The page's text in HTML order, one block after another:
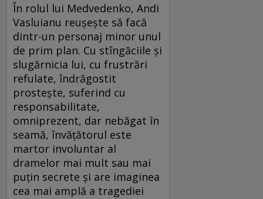
În rolul lui Medvedenko, Andi
Vasluianu reuşeşte să facă
dintr-un personaj minor unul
de prim plan. Cu stîngăciile şi
slugărnicia lui, cu frustrări
refulate, îndrăgostit
prosteşte, suferind cu
responsabilitate,
omniprezent, dar nebăgat în
seamă, învăţătorul este
martor involuntar al
dramelor mai mult sau mai
puţin secrete şi are imaginea
cea mai amplă a tragediei